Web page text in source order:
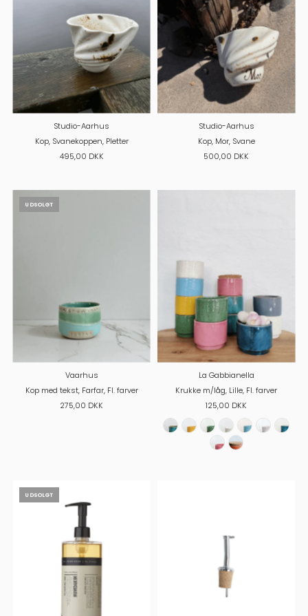
Studio-Aarhus
Kop, Svanekoppen, Pletter
495,00 DKK
Studio-Aarhus
Kop, Mor, Svane
500,00 DKK
UDSOLGT
Vaarhus
Kop med tekst, Farfar, Fl. farver
275,00 DKK
La Gabbianella
Krukke m/låg, Lille, Fl. farver
125,00 DKK
UDSOLGT